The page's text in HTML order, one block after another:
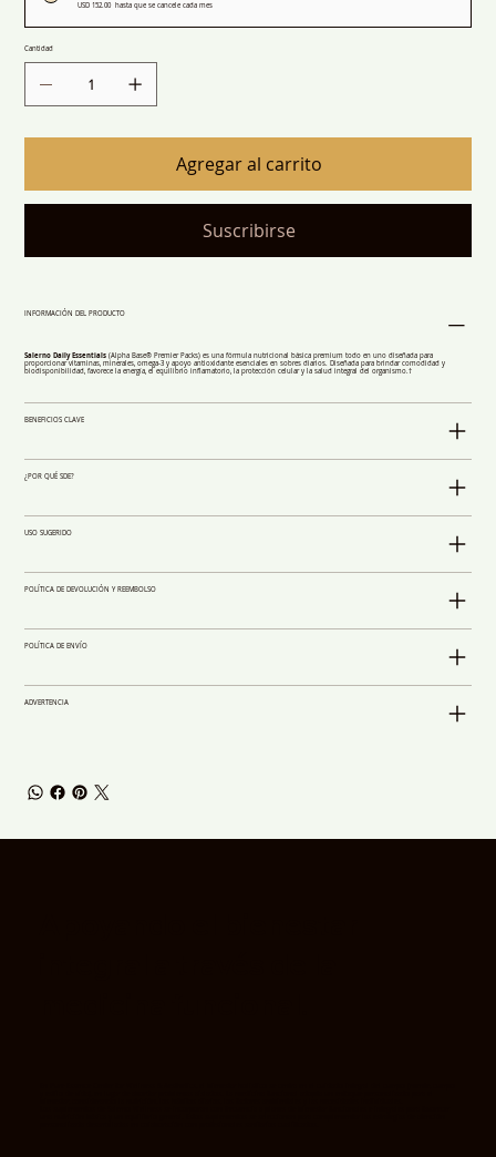
USD 152.00 hasta que se cancele cada mes
Cantidad
Agregar al carrito
Suscribirse
INFORMACIÓN DEL PRODUCTO
Salerno Daily Essentials (Alpha Base® Premier Packs) es una fórmula nutricional básica premium todo en uno diseñada para
proporcionar vitaminas, minerales, omega-3 y apoyo antioxidante esenciales en sobres diarios. Diseñada para brindar comodidad y
biodisponibilidad, favorece la energía, el equilibrio inflamatorio, la protección celular y la salud integral del organismo.†
BENEFICIOS CLAVE
¿POR QUÉ SDE?
USO SUGERIDO
POLÍTICA DE DEVOLUCIÓN Y REEMBOLSO
POLÍTICA DE ENVÍO
ADVERTENCIA